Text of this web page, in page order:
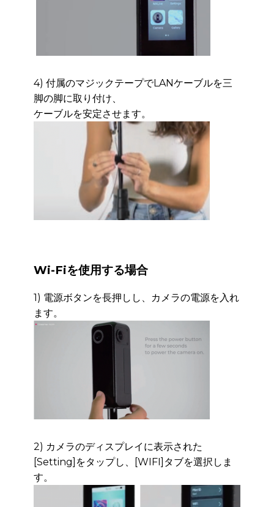
4) 付属のマジックテープでLANケーブルを三
脚の脚に取り付け、
ケーブルを安定させます。
Wi-Fiを使用する場合
1) 電源ボタンを長押しし、カメラの電源を入れ
ます。
2) カメラのディスプレイに表示された
[Setting]をタップし、[WIFI]タブを選択しま
す。